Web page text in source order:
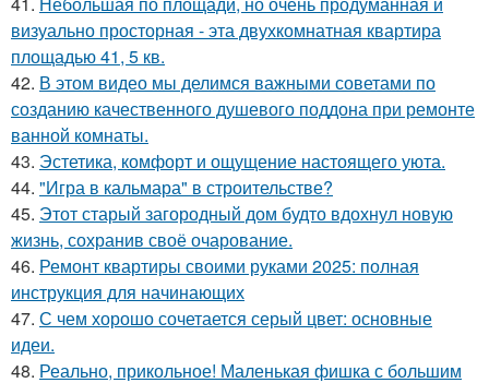
визуально просторная - эта двухкомнатная квартира
площадью 41, 5 кв.
42. В этом видео мы делимся важными советами по
созданию качественного душевого поддона при ремонте
ванной комнаты.
43. Эстетика, комфорт и ощущение настоящего уюта.
44. "Игра в кальмара" в строительстве?
45. Этот старый загородный дом будто вдохнул новую
жизнь, сохранив своё очарование.
46. Ремонт квартиры своими руками 2025: полная
инструкция для начинающих
47. С чем хорошо сочетается серый цвет: основные
идеи.
48. Реально, прикольное! Маленькая фишка с большим